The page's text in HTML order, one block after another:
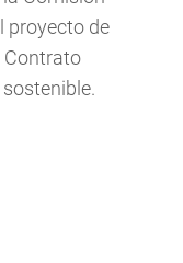
proyecto de
Contrato